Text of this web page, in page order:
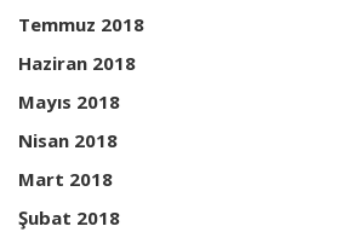
Temmuz 2018
Haziran 2018
Mayıs 2018
Nisan 2018
Mart 2018
Şubat 2018